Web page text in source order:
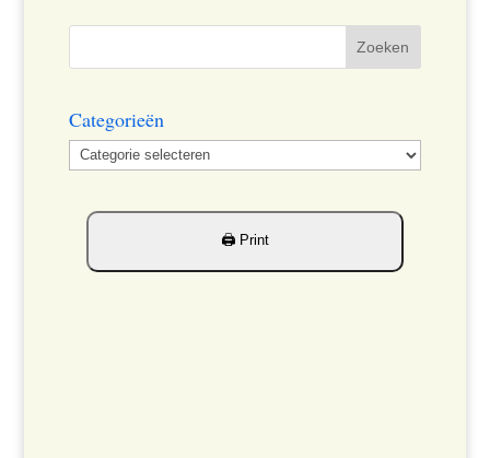
Categorieën
Categorieën